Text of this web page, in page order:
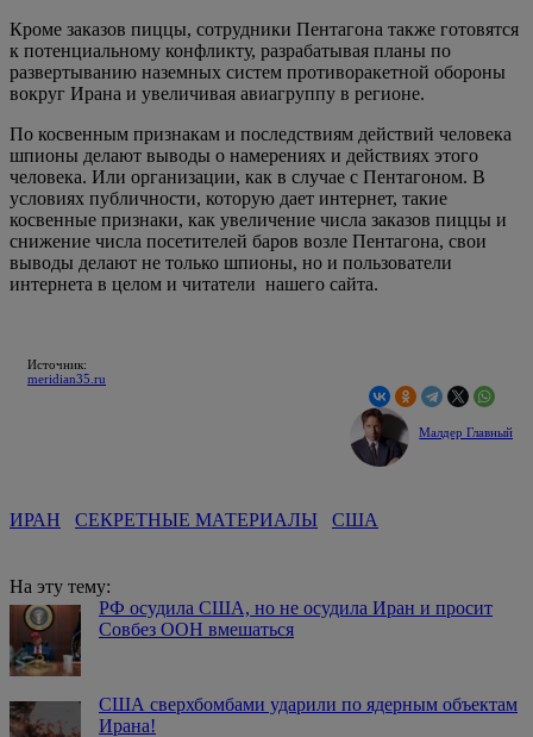
Кроме заказов пиццы, сотрудники Пентагона также готовятся
к потенциальному конфликту, разрабатывая планы по
развертыванию наземных систем противоракетной обороны
вокруг Ирана и увеличивая авиагруппу в регионе.
По косвенным признакам и последствиям действий человека
шпионы делают выводы о намерениях и действиях этого
человека. Или организации, как в случае с Пентагоном. В
условиях публичности, которую дает интернет, такие
косвенные признаки, как увеличение числа заказов пиццы и
снижение числа посетителей баров возле Пентагона, свои
выводы делают не только шпионы, но и пользователи
интернета в целом и читатели нашего сайта.
Источник:
meridian35.ru
Малдер Главный
ИРАН СЕКРЕТНЫЕ МАТЕРИАЛЫ США
На эту тему:
РФ осудила США, но не осудила Иран и просит
Совбез ООН вмешаться
США сверхбомбами ударили по ядерным объектам
Ирана!